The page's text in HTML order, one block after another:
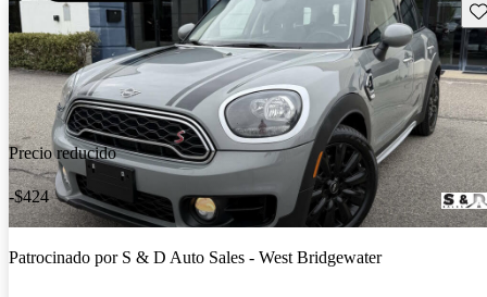
Precio reducido
-$424
Patrocinado por S & D Auto Sales - West Bridgewater